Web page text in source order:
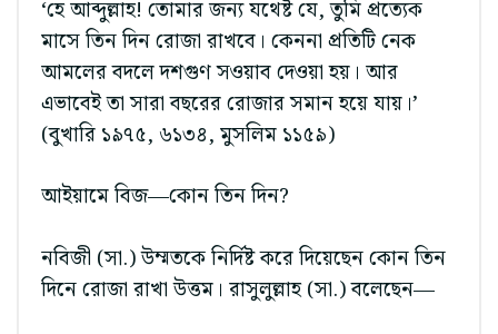
‘হে আব্দুল্লাহ! তোমার জন্য যথেষ্ট যে, তুমি প্রত্যেক
মাসে তিন দিন রোজা রাখবে। কেননা প্রতিটি নেক
আমলের বদলে দশগুণ সওয়াব দেওয়া হয়। আর
এভাবেই তা সারা বছরের রোজার সমান হয়ে যায়।’
(বুখারি ১৯৭৫, ৬১৩৪, মুসলিম ১১৫৯)
আইয়ামে বিজ—কোন তিন দিন?
নবিজী (সা.) উম্মতকে নির্দিষ্ট করে দিয়েছেন কোন তিন
দিনে রোজা রাখা উত্তম। রাসুলুল্লাহ (সা.) বলেছেন—